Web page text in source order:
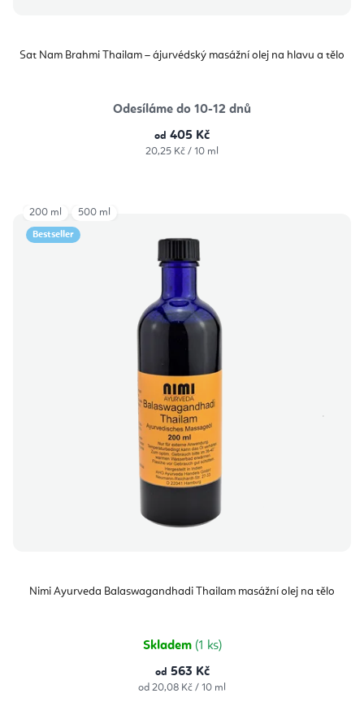
Sat Nam Brahmi Thailam – ájurvédský masážní olej na hlavu a tělo
Odesíláme do 10-12 dnů
od 405 Kč
Měrná
20,25 Kč / 10 ml
Bestseller
Nimi Ayurveda Balaswagandhadi Thailam masážní olej na tělo
Skladem (1 ks)
od 563 Kč
Měrná
od 20,08 Kč / 10 ml
200 ml 500 ml